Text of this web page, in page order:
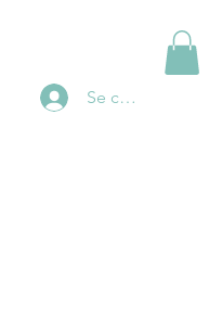
Se connecter